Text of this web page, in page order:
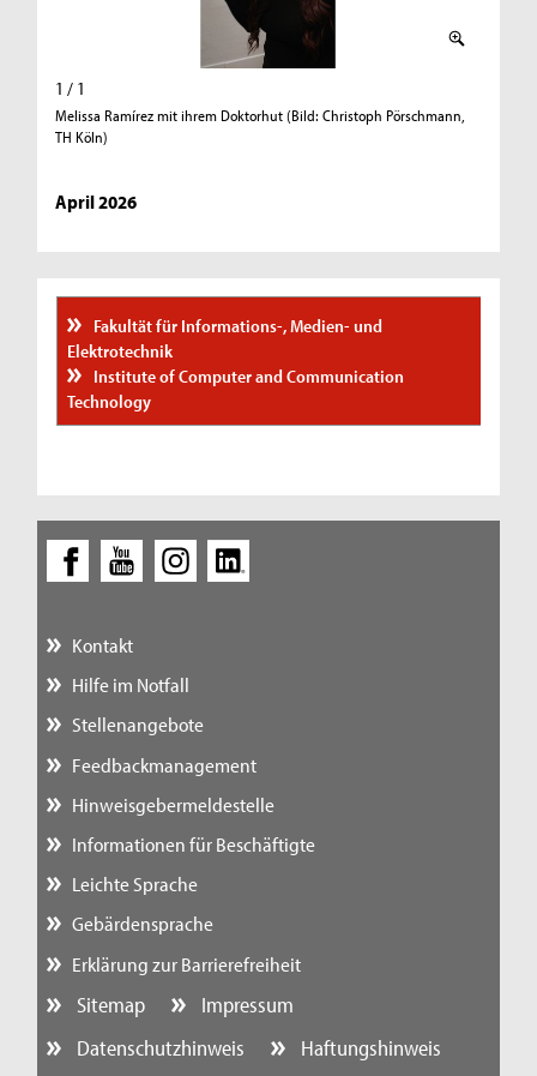
1 / 1
Melissa Ramírez mit ihrem Doktorhut (Bild: Christoph Pörschmann,
TH Köln)
April 2026
Fakultät für Informations-, Medien- und
Elektrotechnik
Institute of Computer and Communication
Technology
Kontakt
Hilfe im Notfall
Stellenangebote
Feedbackmanagement
Hinweisgebermeldestelle
Informationen für Beschäftigte
Leichte Sprache
Gebärdensprache
Erklärung zur Barrierefreiheit
Sitemap
Impressum
Datenschutzhinweis
Haftungshinweis